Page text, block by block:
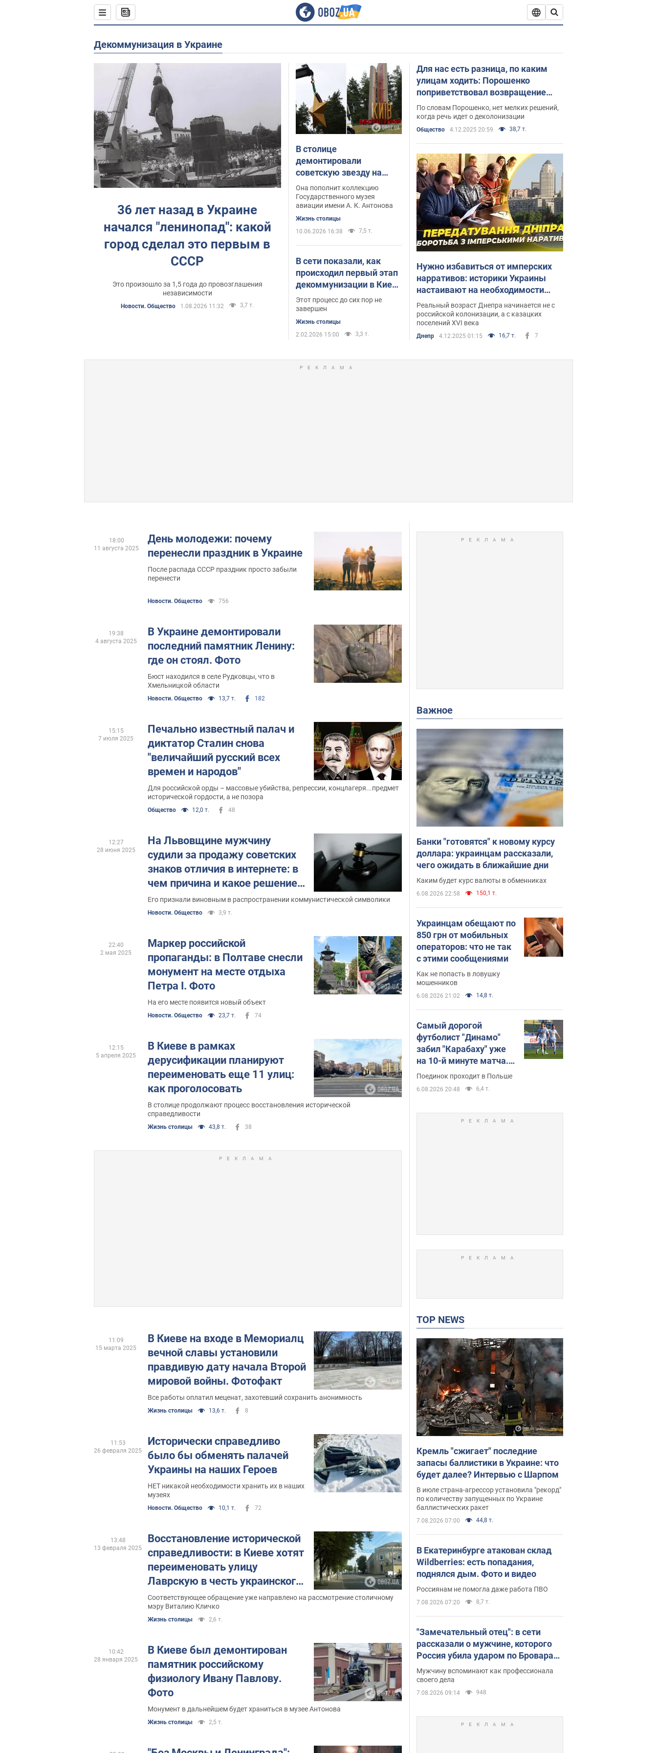
Декоммунизация в Украине
36 лет назад в Украине
начался "ленинопад": какой
город сделал это первым в
СССР
Это произошло за 1,5 года до провозглашения
независимости
Новости. Общество 1.08.2026 11:32 3,7 т.
В столице
демонтировали
советскую звезду на
стеле "Киев – город-
герой". Фотофакт
Она пополнит коллекцию
Государственного музея
авиации имени А. К. Антонова
Жизнь столицы
10.06.2026 16:38
7,5 т.
В сети показали, как
происходил первый этап
декоммунизации в Киеве
в 1991 году.
Историческое фото
Этот процесс до сих пор не
завершен
Жизнь столицы
2.02.2026 15:00
3,3 т.
Для нас есть разница, по каким
улицам ходить: Порошенко
поприветствовал возвращение
названия улицы Мазепы в Киеве
По словам Порошенко, нет мелких решений,
когда речь идет о деколонизации
Общество 4.12.2025 20:59 38,7 т.
Нужно избавиться от имперских
нарративов: историки Украины
настаивают на необходимости
передатирования Днепра
Реальный возраст Днепра начинается не с
российской колонизации, а с казацких
поселений ХVI века
Днепр 4.12.2025 01:15 16,7 т. 7
День молодежи: почему
перенесли праздник в Украине
После распада СССР праздник просто забыли
перенести
Новости. Общество 756
18:00
11 августа 2025
В Украине демонтировали
последний памятник Ленину:
где он стоял. Фото
Бюст находился в селе Рудковцы, что в
Хмельницкой области
Новости. Общество 13,7 т. 182
19:38
4 августа 2025
Печально известный палач и
диктатор Сталин снова
"величайший русский всех
времен и народов"
Для российской орды – массовые убийства, репрессии, концлагеря...предмет
исторической гордости, а не позора
Общество 12,0 т. 48
15:15
7 июля 2025
На Львовщине мужчину
судили за продажу советских
знаков отличия в интернете: в
чем причина и какое решение
приняли
Его признали виновным в распространении коммунистической символики
Новости. Общество 3,9 т.
12:27
28 июня 2025
Маркер российской
пропаганды: в Полтаве снесли
монумент на месте отдыха
Петра I. Фото
На его месте появится новый объект
Новости. Общество 23,7 т. 74
22:40
2 мая 2025
В Киеве в рамках
дерусификации планируют
переименовать еще 11 улиц:
как проголосовать
В столице продолжают процесс восстановления исторической
справедливости
Жизнь столицы 43,8 т. 38
12:15
5 апреля 2025
В Киеве на входе в Мемориалц
вечной славы установили
правдивую дату начала Второй
мировой войны. Фотофакт
Все работы оплатил меценат, захотевший сохранить анонимность
Жизнь столицы 13,6 т. 8
11:09
15 марта 2025
Исторически справедливо
было бы обменять палачей
Украины на наших Героев
НЕТ никакой необходимости хранить их в наших
музеях
Новости. Общество 10,1 т. 72
11:53
26 февраля 2025
Восстановление исторической
справедливости: в Киеве хотят
переименовать улицу
Лаврскую в честь украинского
гетмана
Соответствующее обращение уже направлено на рассмотрение столичному
мэру Виталию Кличко
Жизнь столицы 2,6 т.
13:48
13 февраля 2025
В Киеве был демонтирован
памятник российскому
физиологу Ивану Павлову.
Фото
Монумент в дальнейшем будет храниться в музее Антонова
Жизнь столицы 2,5 т.
10:42
28 января 2025
Важное
Банки "готовятся" к новому курсу
доллара: украинцам рассказали,
чего ожидать в ближайшие дни
Каким будет курс валюты в обменниках
6.08.2026 22:58 150,1 т.
Украинцам обещают по
850 грн от мобильных
операторов: что не так
с этими сообщениями
Как не попасть в ловушку
мошенников
6.08.2026 21:02 14,8 т.
Самый дорогой
футболист "Динамо"
забил "Карабаху" уже
на 10-й минуте матча.
Видео
Поединок проходит в Польше
6.08.2026 20:48 6,4 т.
TOP NEWS
Кремль "сжигает" последние
запасы баллистики в Украине: что
будет далее? Интервью с Шарпом
В июле страна-агрессор установила "рекорд"
по количеству запущенных по Украине
баллистических ракет
7.08.2026 07:00 44,8 т.
В Екатеринбурге атакован склад
Wildberries: есть попадания,
поднялся дым. Фото и видео
Россиянам не помогла даже работа ПВО
7.08.2026 07:20 8,7 т.
"Замечательный отец": в сети
рассказали о мужчине, которого
Россия убила ударом по Броварам.
Фото
Мужчину вспоминают как профессионала
своего дела
7.08.2026 09:14 948